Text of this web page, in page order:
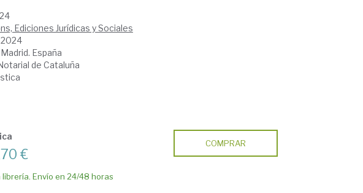
Ediciones Jurídicas y Sociales
2024
Madrid. España
de Cataluña
€
librería. Envío en 24/48 horas
COMPRAR